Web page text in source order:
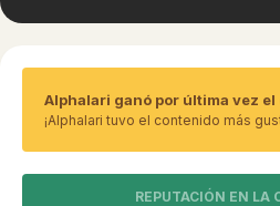
Alphalari ganó por última vez
¡Alphalari tuvo el contenido más
REPUTACIÓN EN LA